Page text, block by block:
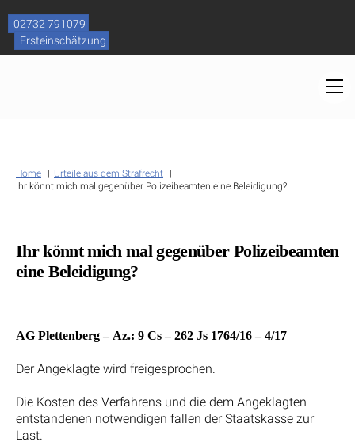
content
02732 791079
Ersteinschätzung
Home
Urteile aus dem Strafrecht
Ihr könnt mich mal gegenüber Polizeibeamten eine Beleidigung?
Ihr könnt mich mal gegenüber Polizeibeamten
eine Beleidigung?
AG Plettenberg – Az.: 9 Cs – 262 Js 1764/16 – 4/17
Der Angeklagte wird freigesprochen.
Die Kosten des Verfahrens und die dem Angeklagten
entstandenen notwendigen fallen der Staatskasse zur
Last.